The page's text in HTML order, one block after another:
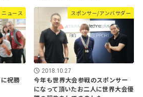
ニュース
祝勝
スポンサー/アンバサダー
2018.10.27
今年も世界大会参戦のスポンサー
になって頂いたお二人に世界大会優